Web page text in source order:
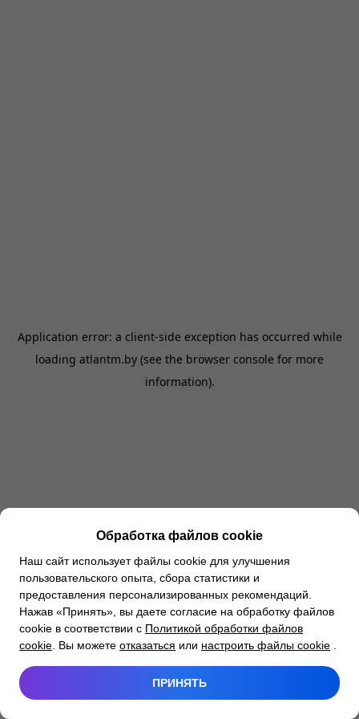
Application error: a client-side exception has occurred while
loading atlantm.by (see the browser console for more
information).
Обработка файлов cookie
Наш сайт использует файлы cookie для улучшения
пользовательского опыта, сбора статистики и
предоставления персонализированных рекомендаций.
Нажав «Принять», вы даете согласие на обработку файлов
cookie в соответствии с Политикой обработки файлов
cookie . Вы можете отказаться или настроить файлы cookie
ПРИНЯТЬ